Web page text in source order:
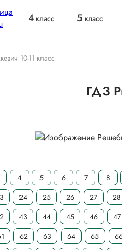
4 класс 5 класс
10-11 класс
ГДЗ
4 5 6 7
8
24 25 26 27
28
43 44 45 46
47
62 63 64 65